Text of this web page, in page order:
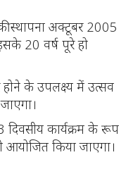
स्थापना अक्टूबर 2005
20 वर्ष पूरे हो
होने के उपलक्ष्य में उत्सव
दिवसीय कार्यक्रम के रूप
किया जाएगा।